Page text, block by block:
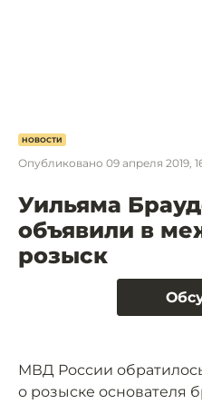
НОВОСТИ
Опубликовано 09 апреля 2019,
Уильяма
объявили в
розыск
МВД России
о розыске основателя